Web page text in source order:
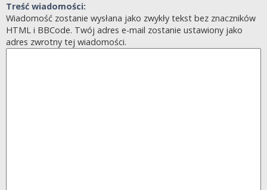
Treść wiadomości:
Wiadomość zostanie wysłana jako zwykły tekst bez znaczników
HTML i BBCode. Twój adres e-mail zostanie ustawiony jako
adres zwrotny tej wiadomości.